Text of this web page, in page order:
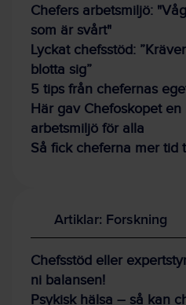
Chefers arbetsmiljö:
som är svårt"
Lyckat chefsstöd:
blotta sig”
5 tips från chefernas
Här gav Chefoskopet en
arbetsmiljö för alla
Så fick cheferna mer tid
Artiklar: Forskning
Chefsstöd eller
ni balansen!
Psykisk hälsa – så kan